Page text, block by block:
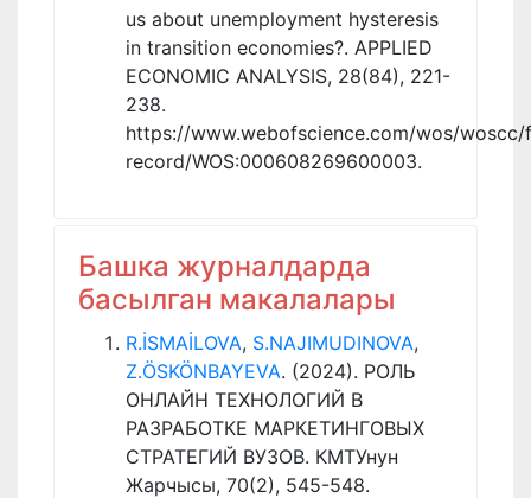
us about unemployment hysteresis
in transition economies?. APPLIED
ECONOMIC ANALYSIS, 28(84), 221-
238.
https://www.webofscience.com/wos/
record/WOS:000608269600003.
Башка журналдарда
басылган макалалары
R.İSMAİLOVA, S.NAJIMUDINOVA,
Z.ÖSKÖNBAYEVA. (2024). РОЛЬ
ОНЛАЙН ТЕХНОЛОГИЙ В
РАЗРАБОТКЕ МАРКЕТИНГОВЫХ
СТРАТЕГИЙ ВУЗОВ. КМТУнун
Жарчысы, 70(2), 545-548.